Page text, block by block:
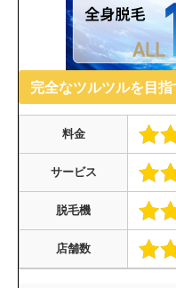
完全なツルツルを目
料金
サービス
脱毛機
店舗数